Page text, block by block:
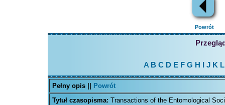
Powrót
A B C D EFG H J K L
Pełny opis ||
Powrót
Tytuł czasopisma: Transactions of the Entomological